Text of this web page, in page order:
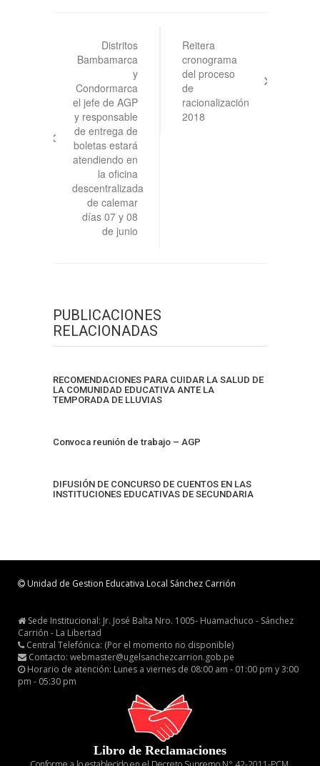
entradas
Distritos
Bambamarca
y
Condormarca
el jefe de AGP
y responsable
de entrega de
boletas estará
atendiendo en
la oficina
descentralizada
de calemar
días 07 y 08
de junio
Reitera
cronograma
del proceso
de
racionalización
2018
PUBLICACIONES
RELACIONADAS
RECOMENDACIONES PARA CUIDAR LA SALUD DE
LA COMUNIDAD EDUCATIVA ANTE LA
TEMPORADA DE LLUVIAS
Convoca reunión de trabajo – AGP
DIFUSIÓN DE CONCURSO DE CUENTOS EN LAS
INSTITUCIONES EDUCATIVAS DE SECUNDARIA
Unidad de Gestion Educativa Local Sánchez Carrión
Sede Institucional: Jr. José Balta Nro. 1005- Huamachuco - Sánchez
Carrión - La Libertad
Central Telefónica: (Por el momento no disponible)
Contacto: webmaster@ugelsanchezcarrion.gob.pe
Horario de atención: Lunes a viernes de 08:00 am - 01:00 pm y 3:00
pm - 05:30 pm
Libro de Reclamaciones